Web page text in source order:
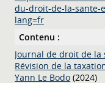
du-droit-de-la-sante-
lang=fr
Contenu :
Journal de droit de
Révision de la
Yann Le Bodo (2024)